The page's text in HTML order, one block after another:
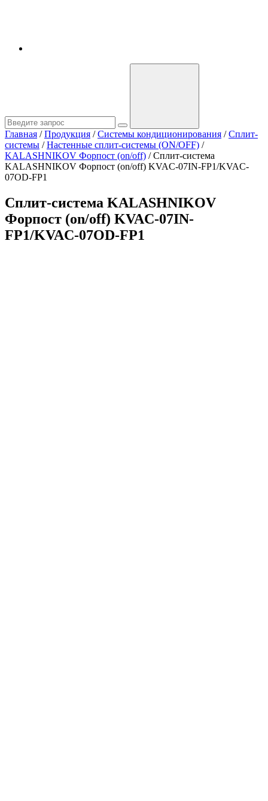
Главная / Продукция / Системы кондиционирования / Сплит-
системы / Настенные сплит-системы (ON/OFF) /
KALASHNIKOV Форпост (on/off) /Сплит-система
KALASHNIKOV Форпост (on/off) KVAC-07IN-FP1/KVAC-
07OD-FP1
Сплит-система KALASHNIKOV
Форпост (on/off) KVAC-07IN-
FP1/KVAC-07OD-FP1